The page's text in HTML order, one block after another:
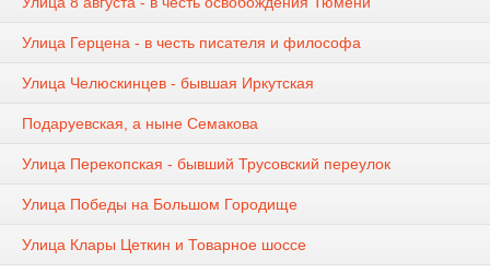
Улица Герцена - в честь писателя и философа
Улица Челюскинцев - бывшая Иркутская
Подаруевская, а ныне Семакова
Улица Перекопская - бывший Трусовский переулок
Улица Победы на Большом Городище
Улица Клары Цеткин и Товарное шоссе